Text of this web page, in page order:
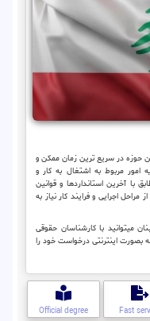
بواسطه قدمت 20 ساله در این حوزه در سریع ترین زمان ممکن و
امور مربوط به اشتغال به کار و
با آخرین استانداردها و قوانین
اجرایی و فرایند کار نیاز به
میتوانید با کارشناسان حقوقی
بصورت اینترنتی درخواست خود را
Fast
Official degree